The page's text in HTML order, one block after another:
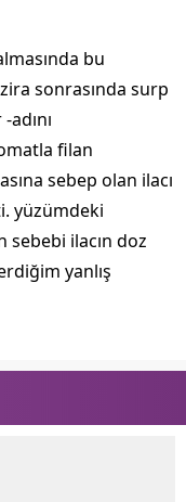
bu
sonrasında surp
filan
sebep olan ilacı
yüzümdeki
sebebi ilacın doz
yanlış